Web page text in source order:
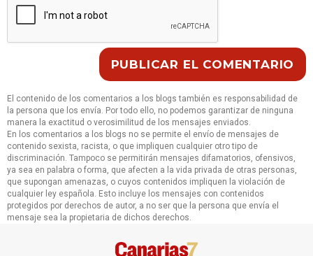
El contenido de los comentarios a los blogs también es responsabilidad de
la persona que los envía. Por todo ello, no podemos garantizar de ninguna
manera la exactitud o verosimilitud de los mensajes enviados.
En los comentarios a los blogs no se permite el envío de mensajes de
contenido sexista, racista, o que impliquen cualquier otro tipo de
discriminación. Tampoco se permitirán mensajes difamatorios, ofensivos,
ya sea en palabra o forma, que afecten a la vida privada de otras personas,
que supongan amenazas, o cuyos contenidos impliquen la violación de
cualquier ley española. Esto incluye los mensajes con contenidos
protegidos por derechos de autor, a no ser que la persona que envía el
mensaje sea la propietaria de dichos derechos.